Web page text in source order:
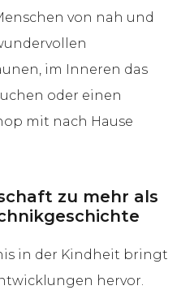
von nah und
im Inneren das
oder einen
mit nach Hause
zu mehr als
in der Kindheit bringt
hervor.